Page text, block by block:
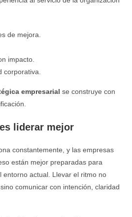
de mejora.
impacto.
corporativa.
empresarial se construye con
liderar mejor
constantemente, y las empresas
están mejor preparadas para
entorno actual. Llevar el ritmo no
comunicar con intención, claridad